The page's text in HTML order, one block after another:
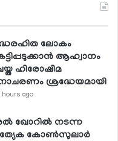
ലോകം
ആഹ്വാനം
ഹിരോഷിമ
ശ്രദ്ധേയമായി
hours ago
ഖോറില്‍ നടന്ന
കോണ്‍സുലാര്‍